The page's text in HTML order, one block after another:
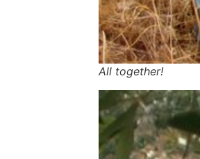
All together!